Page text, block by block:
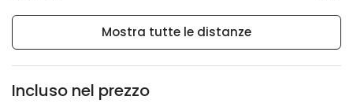
Mostra tutte le distanze
Incluso nel prezzo